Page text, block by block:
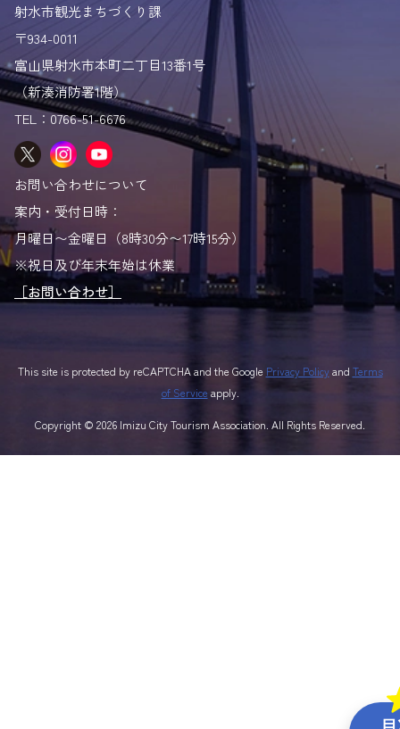
観光パンフレット
射水市観光まちづくり課
〒934-0011
富山県射水市本町二丁目13番1号
（新湊消防署1階）
TEL：0766-51-6676
お問い合わせについて
案内・受付日時：
月曜日〜金曜日（8時30分〜17時15分）
※祝日及び年末年始は休業
［お問い合わせ］
This site is protected by reCAPTCHA and the Google Privacy Policyand Terms
of Service apply.
Copyright © 2026 Imizu City Tourism Association. All Rights Reserved.